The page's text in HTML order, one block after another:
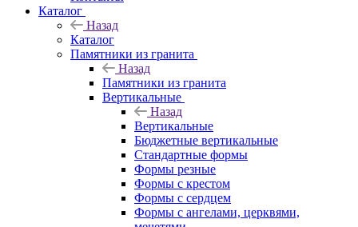
Каталог
Назад
Каталог
Памятники из гранита
Назад
Памятники из гранита
Вертикальные
Назад
Вертикальные
Бюджетные вертикальные
Стандартные формы
Формы резные
Формы с крестом
Формы с сердцем
Формы с ангелами, церквями,